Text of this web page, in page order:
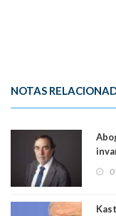
NOTAS